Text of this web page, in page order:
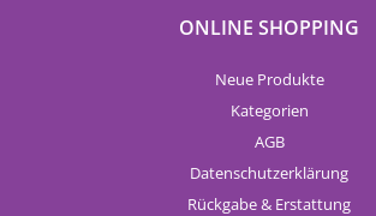
ONLINE SHOPPING
Neue Produkte
Kategorien
AGB
Datenschutzerklärung
Rückgabe & Erstattung